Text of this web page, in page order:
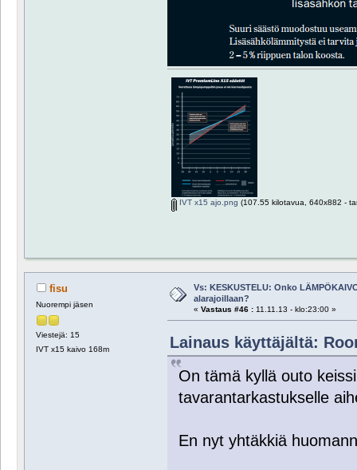
IVT x15 ajo.png (107.55 kilotavua, 640x882 -
fisu
Nuorempi jäsen
Viestejä: 15
IVT x15 kaivo 168m
Vs: KESKUSTELU: Onko
alarajoillaan?
« Vastaus #46 :11.11.13 - klo:23:00 »
Lainaus käyttäjältä:
On tämä kyllä outo
tavarantarkastukselle
En nyt yhtäkkiä